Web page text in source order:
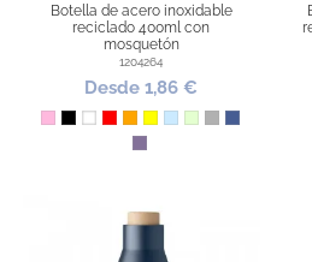
Botella de acero inoxidable
reciclado 400ml con
mosquetón
1204264
Desde 1,86 €
RosaNegroBlanco
RojoNaranja
Amarillo
Azul Claro
Verde Claro
PlataAzul cobalto
Violeta